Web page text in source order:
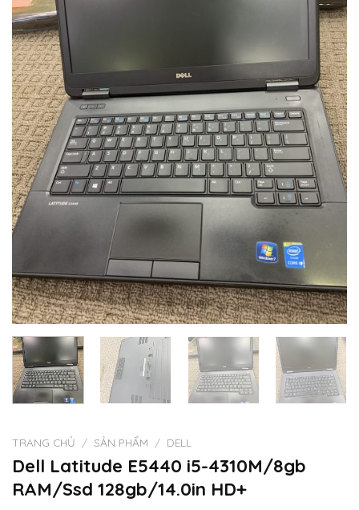
TRANG CHỦ / SẢN PHẨM / DELL
Dell Latitude E5440 i5-4310M/8gb
RAM/Ssd 128gb/14.0in HD+